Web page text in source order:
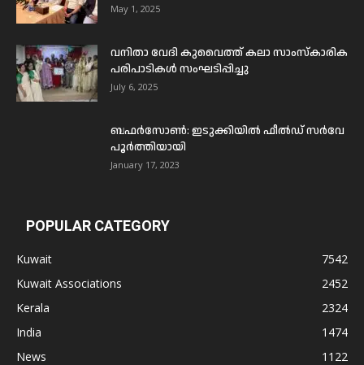
May 1, 2025
വനിതാ വേദി കുവൈത്ത് കലാ സാംസ്കാരിക
പരിപാടികൾ സംഘടിപ്പിച്ചു
July 6, 2025
ബഫര്‍സോണ്‍: ഇടുക്കിയില്‍ ഫീല്‍ഡ് സര്‍വേ
പൂര്‍ത്തിയായി
January 17, 2023
POPULAR CATEGORY
Kuwait
7542
Kuwait Associations
2452
Kerala
2324
India
1474
News
1122